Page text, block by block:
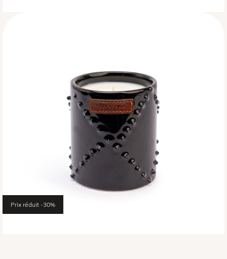
Prix réduit -30%